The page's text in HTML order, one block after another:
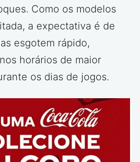
Como os modelos
a expectativa é de
esgotem rápido,
horários de maior
os dias de jogos.